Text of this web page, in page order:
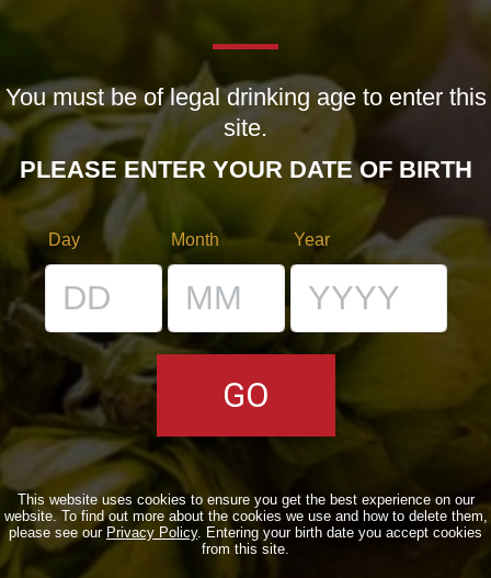
You must be of legal drinking age to enter this
site.
PLEASE ENTER YOUR DATE OF BIRTH
Day Month Year
This website uses cookies to ensure you get the best experience on our
website. To find out more about the cookies we use and how to delete them,
please see our Privacy Policy. Entering your birth date you accept cookies
from this site.
LE BIRRE
CLASSICHE
STAGIONALI
BIZZARRE
QUOTIDIANE
ACQUISTA BDB ONLINE
C’ERA UNA VOLTA…
LOST & FOUND
I LOCALI
IL BANCONE